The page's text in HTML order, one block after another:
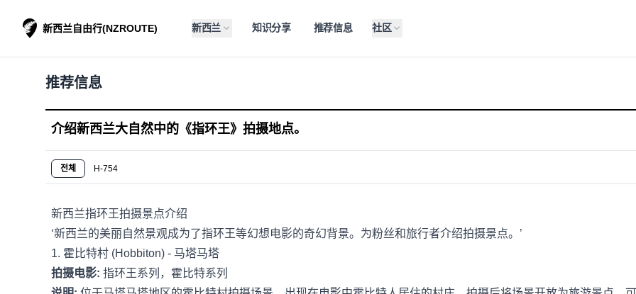
新西兰自由行(NZROUTE) 新西兰 知识分享 推荐信息 社区
推荐信息
介绍新西兰大自然中的《指环王》拍摄地点。
전체 H-754
新西兰指环王拍摄景点介绍
‘新西兰的美丽自然景观成为了指环王等幻想电影的奇幻背景。为粉丝和旅行者介绍拍摄景点。’
1. 霍比特村 (Hobbiton) - 马塔马塔
拍摄电影: 指环王系列，霍比特系列